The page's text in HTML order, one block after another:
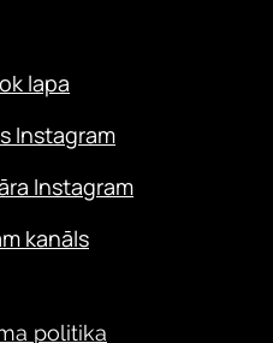
lapa
Instagram
Instagram
kanāls
politika